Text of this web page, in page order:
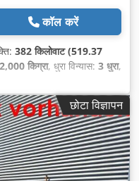
कॉल करें
382 किलोवाट (519.37
किग्रा, धुरा विन्यास: 3 धुरा,
श्रेणी:
वर्ष:2026, उपकरण:
एयर कंडीशनिंग, नेविगेशन
छोटा विज्ञापन